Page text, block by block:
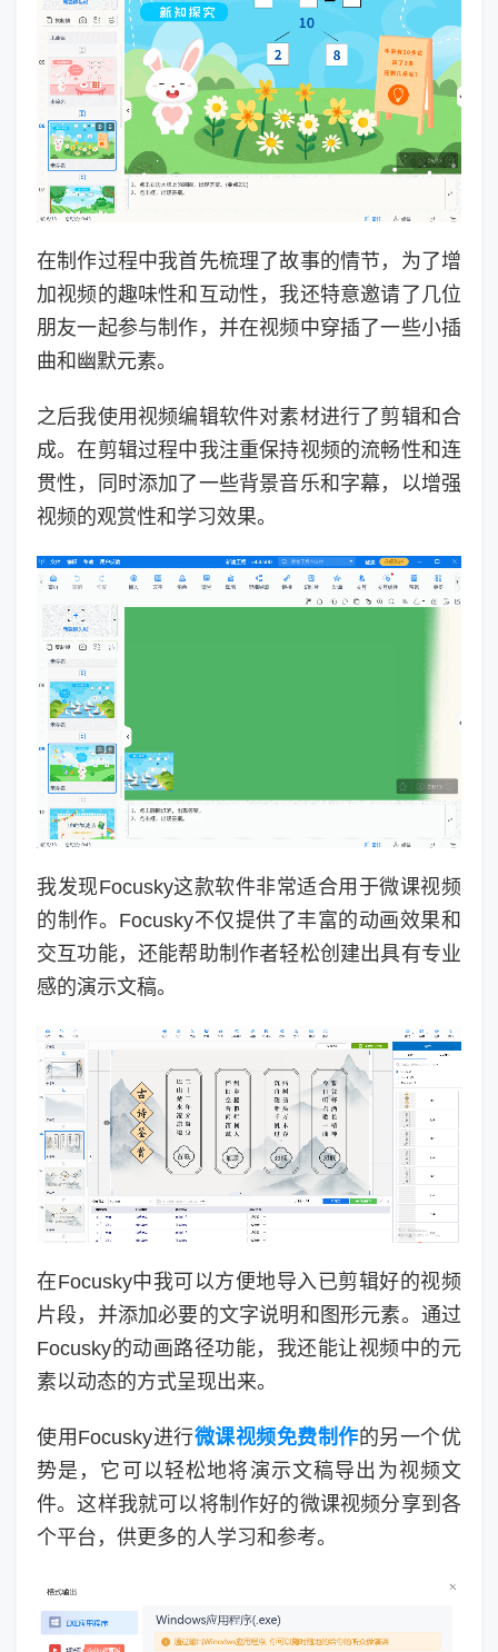
在制作过程中我首先梳理了故事的情节，为了增
加视频的趣味性和互动性，我还特意邀请了几位
朋友一起参与制作，并在视频中穿插了一些小插
曲和幽默元素。
之后我使用视频编辑软件对素材进行了剪辑和合
成。在剪辑过程中我注重保持视频的流畅性和连
贯性，同时添加了一些背景音乐和字幕，以增强
视频的观赏性和学习效果。
我发现Focusky这款软件非常适合用于微课视频
的制作。Focusky不仅提供了丰富的动画效果和
交互功能，还能帮助制作者轻松创建出具有专业
感的演示文稿。
在Focusky中我可以方便地导入已剪辑好的视频
片段，并添加必要的文字说明和图形元素。通过
Focusky的动画路径功能，我还能让视频中的元
素以动态的方式呈现出来。
使用Focusky进行微课视频免费制作的另一个优
势是，它可以轻松地将演示文稿导出为视频文
件。这样我就可以将制作好的微课视频分享到各
个平台，供更多的人学习和参考。